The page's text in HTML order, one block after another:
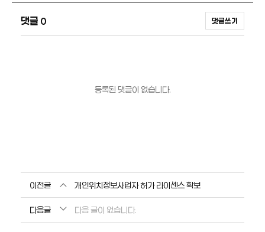
댓글 0 댓글쓰기
등록된 댓글이 없습니다.
이전글 개인위치정보사업자 허가 라이센스 확보
다음글 다음 글이 없습니다.